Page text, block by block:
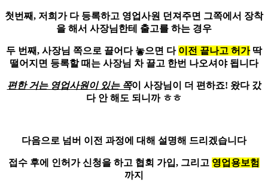
첫번째, 저희가 다 등록하고 영업사원 던져주면 그쪽에서 장착
을 해서 사장님한테 출고를 하는 경우
두 번째, 사장님 쪽으로 끌어다 놓으면 다 이전 끝나고 허가딱
떨어지면 등록할 때는 사장님 차 끌고 한번 나오셔야 됩니다
편한 거는 영업사원이 있는 쪽이 사장님이 더 편하죠! 왔다 갔
다 안 해도 되니까 ㅎㅎ
다음으로 넘버 이전 과정에 대해 설명해 드리겠습니다
접수 후에 인허가 신청을 하고 협회 가입, 그리고 영업용보험
까지